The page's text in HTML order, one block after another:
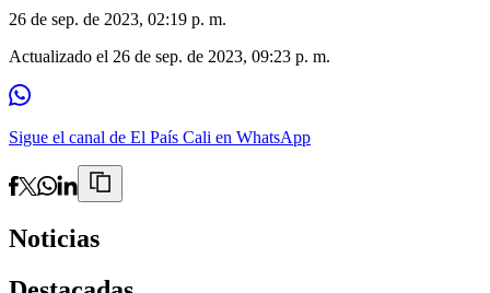
26 de sep. de 2023, 02:19 p. m.
Actualizado el 26 de sep. de 2023, 09:23 p. m.
Sigue el canal de El País Cali en WhatsApp
Noticias